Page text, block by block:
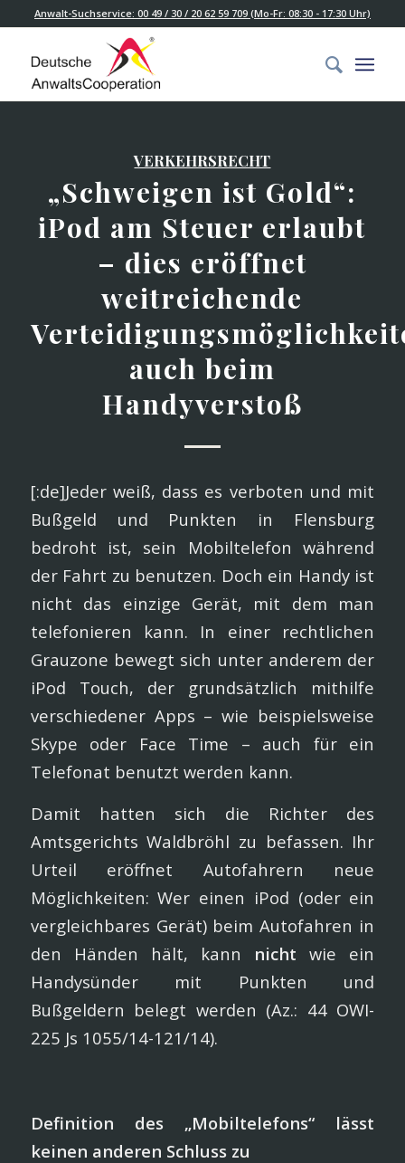
Anwalt-Suchservice: 00 49 / 30 / 20 62 59 709 (Mo-Fr: 08:30 - 17:30 Uhr)
VERKEHRSRECHT
„Schweigen ist Gold“:
iPod am Steuer erlaubt
– dies eröffnet
weitreichende
auch beim
Handyverstoß
[:de]Jeder weiß, dass es verboten und mit
Bußgeld und Punkten in Flensburg
bedroht ist, sein Mobiltelefon während
der Fahrt zu benutzen. Doch ein Handy ist
nicht das einzige Gerät, mit dem man
telefonieren kann. In einer rechtlichen
Grauzone bewegt sich unter anderem der
iPod Touch, der grundsätzlich mithilfe
verschiedener Apps – wie beispielsweise
Skype oder Face Time – auch für ein
Telefonat benutzt werden kann.
Damit hatten sich die Richter des
Amtsgerichts Waldbröhl zu befassen. Ihr
Urteil eröffnet Autofahrern neue
Möglichkeiten: Wer einen iPod (oder ein
vergleichbares Gerät) beim Autofahren in
den Händen hält, kann nicht wie ein
Handysünder mit Punkten und
Bußgeldern belegt werden (Az.: 44 OWI-
225 Js 1055/14-121/14).
Definition des „Mobiltelefons“ lässt
keinen anderen Schluss zu